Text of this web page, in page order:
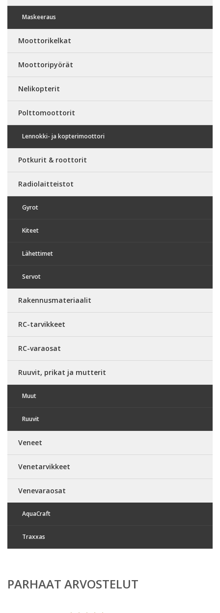
Maskeeraus
Moottorikelkat
Moottoripyörät
Nelikopterit
Polttomoottorit
Lennokki- ja kopterimoottori
Potkurit & roottorit
Radiolaitteistot
Gyrot
Kiteet
Lähettimet
Servot
Rakennusmateriaalit
RC-tarvikkeet
RC-varaosat
Ruuvit, prikat ja mutterit
Muut
Ruuvit
Veneet
Venetarvikkeet
Venevaraosat
AquaCraft
Traxxas
PARHAAT ARVOSTELUT